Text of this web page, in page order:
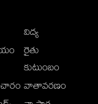
విద్య
రైతు
కుటుంబం
వాతావరణం